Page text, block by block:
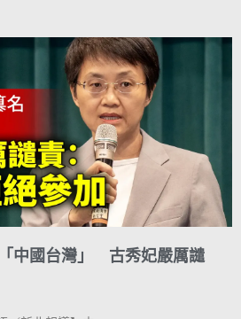
中國台灣」 古秀妃嚴厲譴